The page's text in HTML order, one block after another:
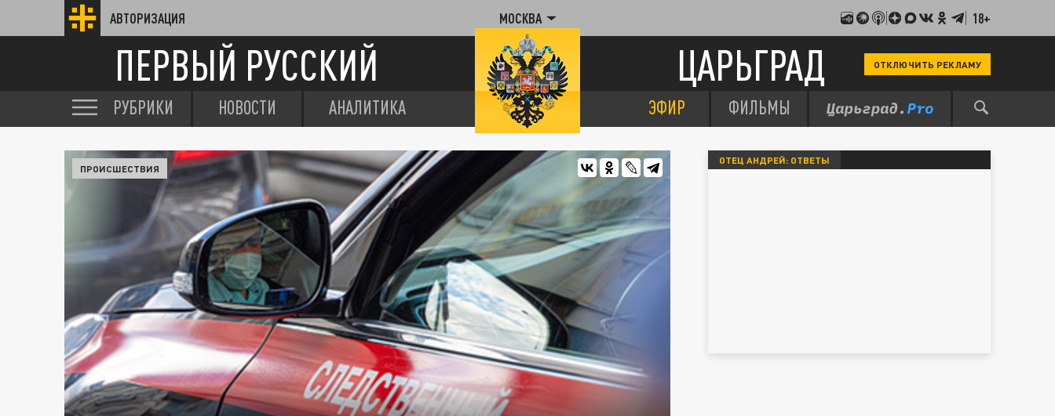
АВТОРИЗАЦИЯ МОСКВА 18+
ПЕРВЫЙ РУССКИЙ ЦАРЬГРАД ОТКЛЮЧИТЬ РЕКЛАМУ
РУБРИКИ НОВОСТИ АНАЛИТИКА ЭФИР ФИЛЬМЫ
ПРОИСШЕСТВИЯ
ОТЕЦ АНДРЕЙ: ОТВЕТЫ